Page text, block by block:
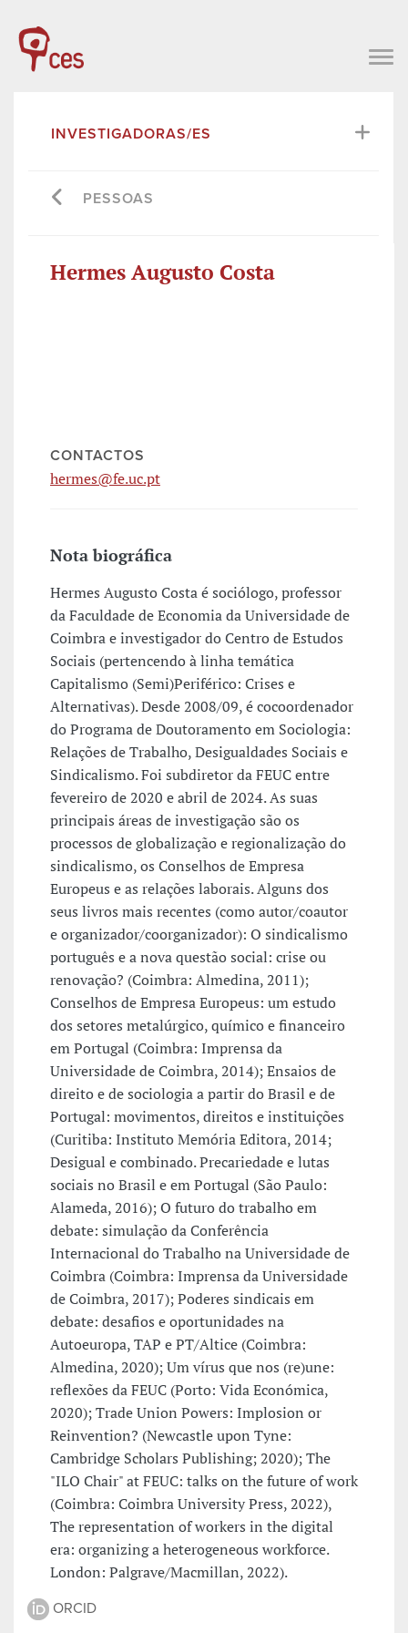
INVESTIGADORAS/ES
PESSOAS
Hermes Augusto Costa
CONTACTOS
hermes@fe.uc.pt
Nota biográfica
Hermes Augusto Costa é sociólogo, professor
da Faculdade de Economia da Universidade de
Coimbra e investigador do Centro de Estudos
Sociais (pertencendo à linha temática
Capitalismo (Semi)Periférico: Crises e
Alternativas). Desde 2008/09, é cocoordenador
do Programa de Doutoramento em Sociologia:
Relações de Trabalho, Desigualdades Sociais e
Sindicalismo. Foi subdiretor da FEUC entre
fevereiro de 2020 e abril de 2024. As suas
principais áreas de investigação são os
processos de globalização e regionalização do
sindicalismo, os Conselhos de Empresa
Europeus e as relações laborais. Alguns dos
seus livros mais recentes (como autor/coautor
e organizador/coorganizador): O sindicalismo
português e a nova questão social: crise ou
renovação? (Coimbra: Almedina, 2011);
Conselhos de Empresa Europeus: um estudo
dos setores metalúrgico, químico e financeiro
em Portugal (Coimbra: Imprensa da
Universidade de Coimbra, 2014); Ensaios de
direito e de sociologia a partir do Brasil e de
Portugal: movimentos, direitos e instituições
(Curitiba: Instituto Memória Editora, 2014;
Desigual e combinado. Precariedade e lutas
sociais no Brasil e em Portugal (São Paulo:
Alameda, 2016); O futuro do trabalho em
debate: simulação da Conferência
Internacional do Trabalho na Universidade de
Coimbra (Coimbra: Imprensa da Universidade
de Coimbra, 2017); Poderes sindicais em
debate: desafios e oportunidades na
Autoeuropa, TAP e PT/Altice (Coimbra:
Almedina, 2020); Um vírus que nos (re)une:
reflexões da FEUC (Porto: Vida Económica,
2020); Trade Union Powers: Implosion or
Reinvention? (Newcastle upon Tyne:
Cambridge Scholars Publishing; 2020); The
"ILO Chair" at FEUC: talks on the future of work
(Coimbra: Coimbra University Press, 2022),
The representation of workers in the digital
era: organizing a heterogeneous workforce.
London: Palgrave/Macmillan, 2022).
ORCID